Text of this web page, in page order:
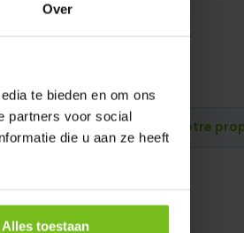
Over
te bieden en om ons
partners voor social
die u aan ze heeft
Alles toestaan
Publiez votre